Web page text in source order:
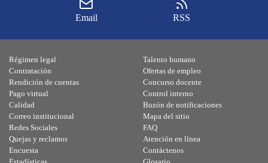
Email RSS
Régimen legal
Contratación
Rendición de cuentas
Pago virtual
Calidad
Talento humano
Ofertas de empleo
Concurso docente
Control interno
Buzón de notificaciones
Correo institucional
Redes Sociales
Quejas y reclamos
Encuesta
Mapa del sitio
FAQ
Atención en línea
Contáctenos